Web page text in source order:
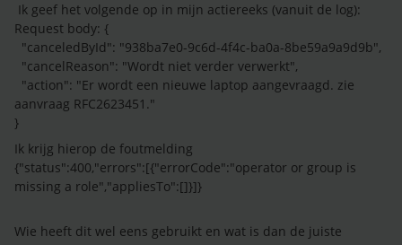
Ik geef het volgende op in mijn actiereeks (vanuit de log):
Request body: {
"canceledById": "938ba7e0-9c6d-4f4c-ba0a-8be59a9a9d9b",
"cancelReason": "Wordt niet verder verwerkt",
"action": "Er wordt een nieuwe laptop aangevraagd. zie
aanvraag RFC2623451."
}
Ik krijg hierop de foutmelding
{"status":400,"errors":[{"errorCode":"operator or group is
missing a role","appliesTo":[]}]}
Wie heeft dit wel eens gebruikt en wat is dan de juiste